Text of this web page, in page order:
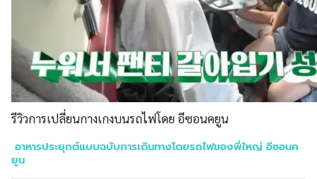
รีวิวการเปลี่ยนกางเกงบนรถไฟโดย อีซอนคยูน
อาหารประยุกต์แบบฉบับการเดินทางโดยรถไฟของพี่ใหญ่ อีซอนค
ยูน